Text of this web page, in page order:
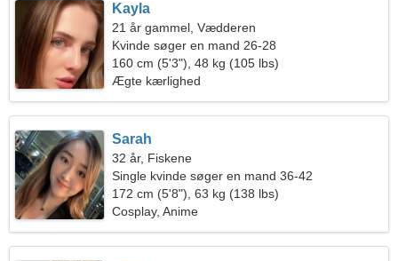
Kayla
21 år gammel, Vædderen
Kvinde søger en mand 26-28
160 cm (5'3"), 48 kg (105 lbs)
Ægte kærlighed
Sarah
32 år, Fiskene
Single kvinde søger en mand 36-42
172 cm (5'8"), 63 kg (138 lbs)
Cosplay, Anime